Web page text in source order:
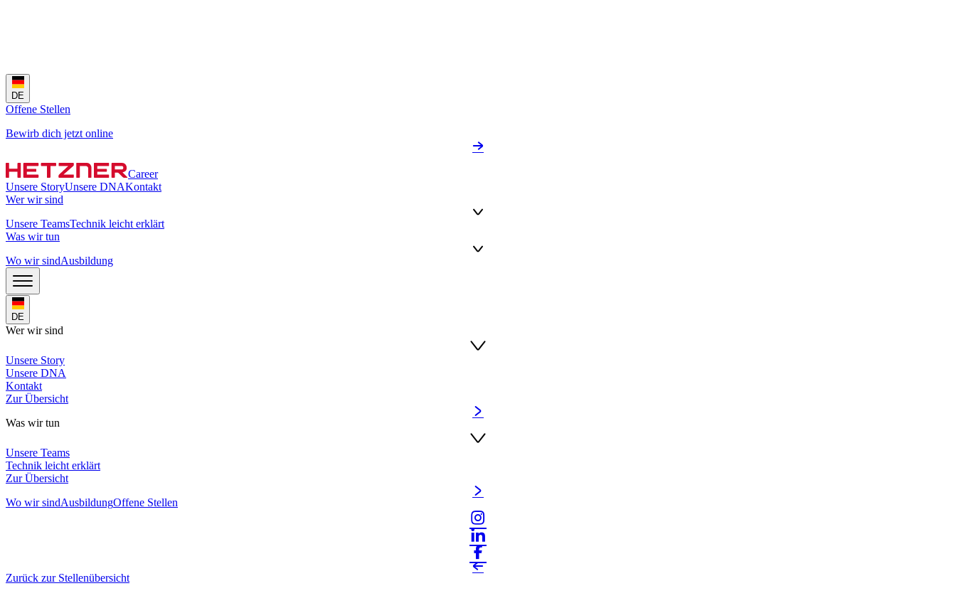
DE
Offene Stellen
Bewirb dich jetzt online
Career
Unsere StoryUnsere DNAKontakt
Wer wir sind
Unsere TeamsTechnik leicht erklärt
Was wir tun
Wo wir sindAusbildung
DE
Wer wir sind
Unsere Story
Unsere DNA
Kontakt
Zur Übersicht
Was wir tun
Unsere Teams
Technik leicht erklärt
Zur Übersicht
Wo wir sindAusbildungOffene Stellen
Zurück zur Stellenübersicht